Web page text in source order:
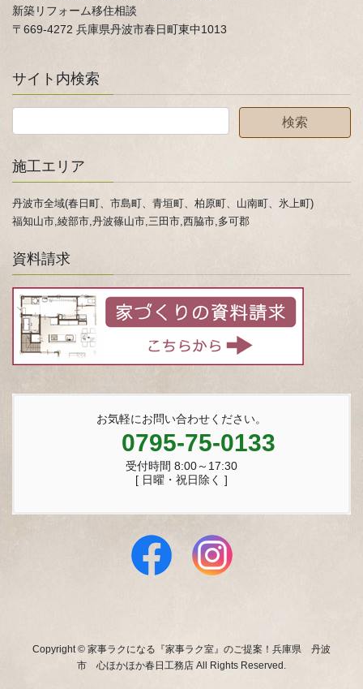
新築リフォーム移住相談
〒669-4272 兵庫県丹波市春日町東中1013
サイト内検索
施工エリア
丹波市全域(春日町、市島町、青垣町、柏原町、山南町、氷上町)
福知山市,綾部市,丹波篠山市,三田市,西脇市,多可郡
資料請求
お気軽にお問い合わせください。
0795-75-0133
受付時間 8:00～17:30
[ 日曜・祝日除く ]
Copyright © 家事ラクになる『家事ラク室』のご提案！兵庫県 丹波
市 心ほかほか春日工務店 All Rights Reserved.